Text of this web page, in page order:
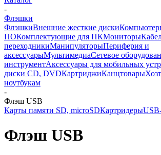
-
Флэшки
ФлэшкиВнешние жесткие диски
ПОКомплектующие для ПКМониторы
переходникиМанипуляторыПериферия и
аксессуарыМультимедиаСетевое
инструментАксессуары для мобильных
диски CD, DVDКартриджиКанцтовары
ноутбукам
-
Флэш USB
Карты памяти SD, microSDКартридеры
Флэш USB